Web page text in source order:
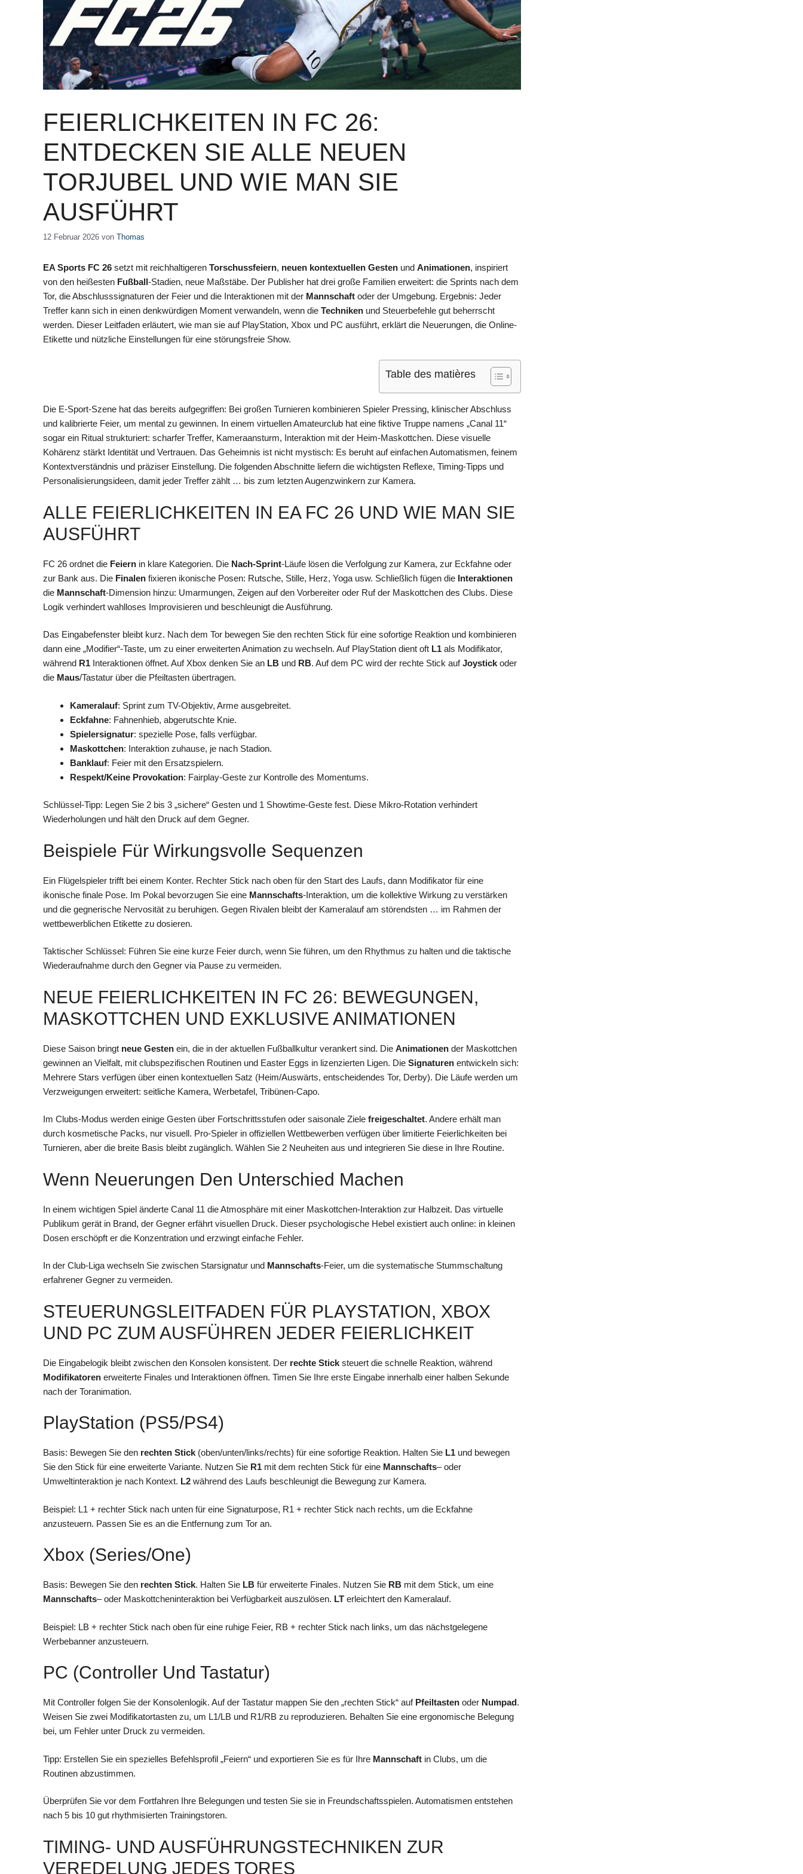
FEIERLICHKEITEN IN FC 26:
ENTDECKEN SIE ALLE NEUEN
TORJUBEL UND WIE MAN SIE
AUSFÜHRT
12 Februar 2026 von Thomas
EA Sports FC 26 setzt mit reichhaltigeren Torschussfeiern, neuen kontextuellen Gesten und Animationen, inspiriert
von den heißesten Fußball-Stadien, neue Maßstäbe. Der Publisher hat drei große Familien erweitert: die Sprints nach dem
Tor, die Abschlusssignaturen der Feier und die Interaktionen mit der Mannschaft oder der Umgebung. Ergebnis: Jeder
Treffer kann sich in einen denkwürdigen Moment verwandeln, wenn die Techniken und Steuerbefehle gut beherrscht
werden. Dieser Leitfaden erläutert, wie man sie auf PlayStation, Xbox und PC ausführt, erklärt die Neuerungen, die Online-
Etikette und nützliche Einstellungen für eine störungsfreie Show.
Table des matières
Die E-Sport-Szene hat das bereits aufgegriffen: Bei großen Turnieren kombinieren Spieler Pressing, klinischer Abschluss
und kalibrierte Feier, um mental zu gewinnen. In einem virtuellen Amateurclub hat eine fiktive Truppe namens „Canal 11“
sogar ein Ritual strukturiert: scharfer Treffer, Kameraansturm, Interaktion mit der Heim-Maskottchen. Diese visuelle
Kohärenz stärkt Identität und Vertrauen. Das Geheimnis ist nicht mystisch: Es beruht auf einfachen Automatismen, feinem
Kontextverständnis und präziser Einstellung. Die folgenden Abschnitte liefern die wichtigsten Reflexe, Timing-Tipps und
Personalisierungsideen, damit jeder Treffer zählt … bis zum letzten Augenzwinkern zur Kamera.
ALLE FEIERLICHKEITEN IN EA FC 26 UND WIE MAN SIE
AUSFÜHRT
FC 26 ordnet die Feiern in klare Kategorien. Die Nach-Sprint-Läufe lösen die Verfolgung zur Kamera, zur Eckfahne oder
zur Bank aus. Die Finalen fixieren ikonische Posen: Rutsche, Stille, Herz, Yoga usw. Schließlich fügen die Interaktionen
die Mannschaft-Dimension hinzu: Umarmungen, Zeigen auf den Vorbereiter oder Ruf der Maskottchen des Clubs. Diese
Logik verhindert wahlloses Improvisieren und beschleunigt die Ausführung.
Das Eingabefenster bleibt kurz. Nach dem Tor bewegen Sie den rechten Stick für eine sofortige Reaktion und kombinieren
dann eine „Modifier“-Taste, um zu einer erweiterten Animation zu wechseln. Auf PlayStation dient oft L1 als Modifikator,
während R1 Interaktionen öffnet. Auf Xbox denken Sie an LB und RB. Auf dem PC wird der rechte Stick aufJoystick oder
die Maus/Tastatur über die Pfeiltasten übertragen.
Kameralauf: Sprint zum TV-Objektiv, Arme ausgebreitet.
Eckfahne: Fahnenhieb, abgerutschte Knie.
Spielersignatur: spezielle Pose, falls verfügbar.
Maskottchen: Interaktion zuhause, je nach Stadion.
Banklauf: Feier mit den Ersatzspielern.
Respekt/Keine Provokation: Fairplay-Geste zur Kontrolle des Momentums.
Schlüssel-Tipp: Legen Sie 2 bis 3 „sichere“ Gesten und 1 Showtime-Geste fest. Diese Mikro-Rotation verhindert
Wiederholungen und hält den Druck auf dem Gegner.
Beispiele Für Wirkungsvolle Sequenzen
Ein Flügelspieler trifft bei einem Konter. Rechter Stick nach oben für den Start des Laufs, dann Modifikator für eine
ikonische finale Pose. Im Pokal bevorzugen Sie eine Mannschafts-Interaktion, um die kollektive Wirkung zu verstärken
und die gegnerische Nervosität zu beruhigen. Gegen Rivalen bleibt der Kameralauf am störendsten … im Rahmen der
wettbewerblichen Etikette zu dosieren.
Taktischer Schlüssel: Führen Sie eine kurze Feier durch, wenn Sie führen, um den Rhythmus zu halten und die taktische
Wiederaufnahme durch den Gegner via Pause zu vermeiden.
NEUE FEIERLICHKEITEN IN FC 26: BEWEGUNGEN,
MASKOTTCHEN UND EXKLUSIVE ANIMATIONEN
Diese Saison bringt neue Gesten ein, die in der aktuellen Fußballkultur verankert sind. Die Animationen der Maskottchen
gewinnen an Vielfalt, mit clubspezifischen Routinen und Easter Eggs in lizenzierten Ligen. Die Signaturen entwickeln sich:
Mehrere Stars verfügen über einen kontextuellen Satz (Heim/Auswärts, entscheidendes Tor, Derby). Die Läufe werden um
Verzweigungen erweitert: seitliche Kamera, Werbetafel, Tribünen-Capo.
Im Clubs-Modus werden einige Gesten über Fortschrittsstufen oder saisonale Ziele freigeschaltet. Andere erhält man
durch kosmetische Packs, nur visuell. Pro-Spieler in offiziellen Wettbewerben verfügen über limitierte Feierlichkeiten bei
Turnieren, aber die breite Basis bleibt zugänglich. Wählen Sie 2 Neuheiten aus und integrieren Sie diese in Ihre Routine.
Wenn Neuerungen Den Unterschied Machen
In einem wichtigen Spiel änderte Canal 11 die Atmosphäre mit einer Maskottchen-Interaktion zur Halbzeit. Das virtuelle
Publikum gerät in Brand, der Gegner erfährt visuellen Druck. Dieser psychologische Hebel existiert auch online: in kleinen
Dosen erschöpft er die Konzentration und erzwingt einfache Fehler.
In der Club-Liga wechseln Sie zwischen Starsignatur und Mannschafts-Feier, um die systematische Stummschaltung
erfahrener Gegner zu vermeiden.
STEUERUNGSLEITFADEN FÜR PLAYSTATION, XBOX
UND PC ZUM AUSFÜHREN JEDER FEIERLICHKEIT
Die Eingabelogik bleibt zwischen den Konsolen konsistent. Der rechte Stick steuert die schnelle Reaktion, während
Modifikatoren erweiterte Finales und Interaktionen öffnen. Timen Sie Ihre erste Eingabe innerhalb einer halben Sekunde
nach der Toranimation.
PlayStation (PS5/PS4)
Basis: Bewegen Sie den rechten Stick (oben/unten/links/rechts) für eine sofortige Reaktion. Halten Sie L1 und bewegen
Sie den Stick für eine erweiterte Variante. Nutzen Sie R1 mit dem rechten Stick für eine Mannschafts– oder
Umweltinteraktion je nach Kontext. L2 während des Laufs beschleunigt die Bewegung zur Kamera.
Beispiel: L1 + rechter Stick nach unten für eine Signaturpose, R1 + rechter Stick nach rechts, um die Eckfahne
anzusteuern. Passen Sie es an die Entfernung zum Tor an.
Xbox (Series/One)
Basis: Bewegen Sie den rechten Stick. Halten Sie LB für erweiterte Finales. Nutzen Sie RB mit dem Stick, um eine
Mannschafts– oder Maskottcheninteraktion bei Verfügbarkeit auszulösen. LT erleichtert den Kameralauf.
Beispiel: LB + rechter Stick nach oben für eine ruhige Feier, RB + rechter Stick nach links, um das nächstgelegene
Werbebanner anzusteuern.
PC (Controller Und Tastatur)
Mit Controller folgen Sie der Konsolenlogik. Auf der Tastatur mappen Sie den „rechten Stick“ auf Pfeiltasten oder Numpad.
Weisen Sie zwei Modifikatortasten zu, um L1/LB und R1/RB zu reproduzieren. Behalten Sie eine ergonomische Belegung
bei, um Fehler unter Druck zu vermeiden.
Tipp: Erstellen Sie ein spezielles Befehlsprofil „Feiern“ und exportieren Sie es für Ihre Mannschaft in Clubs, um die
Routinen abzustimmen.
Überprüfen Sie vor dem Fortfahren Ihre Belegungen und testen Sie sie in Freundschaftsspielen. Automatismen entstehen
nach 5 bis 10 gut rhythmisierten Trainingstoren.
TIMING- UND AUSFÜHRUNGSTECHNIKEN ZUR
VEREDELUNG JEDES TORES